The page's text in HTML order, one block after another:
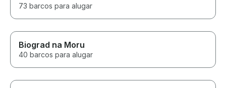
73 barcos para alugar
Biograd na Moru
40 barcos para alugar